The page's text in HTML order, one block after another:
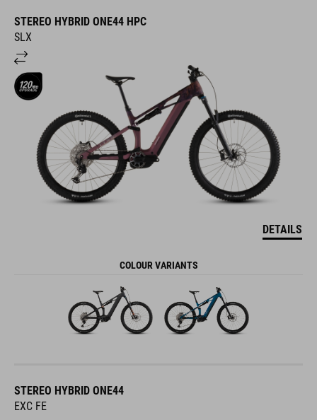
STEREO HYBRID ONE44 HPC
SLX
DETAILS
COLOUR VARIANTS
STEREO HYBRID ONE44
EXC FE